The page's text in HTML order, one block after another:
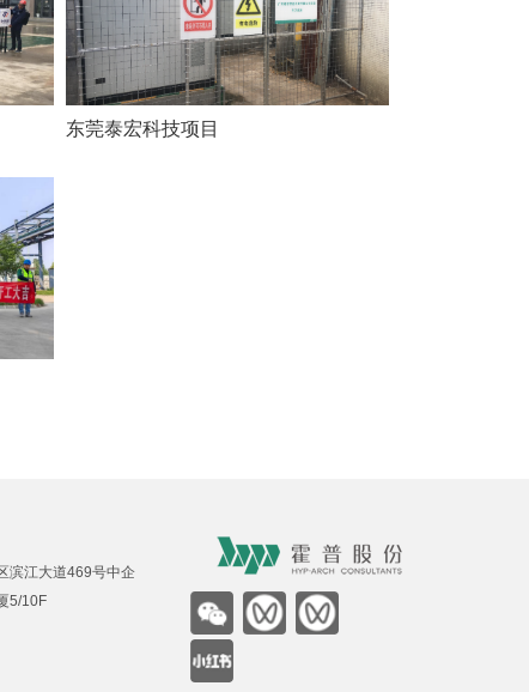
东莞泰宏科技项目
滨江大道469号中企
5/10F